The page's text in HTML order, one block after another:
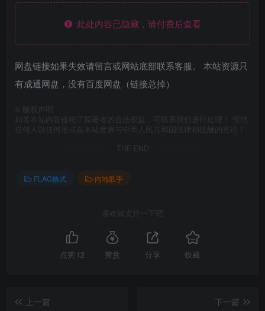
此处内容已隐藏，请付费后查看
网盘链接如果失效请留言或网站底部联系客服。 本站资源只
有成通网盘，没有百度网盘（链接总掉）
版权声明
如若本站内容侵犯了原著者的合法权益，可联系我们进行处理！ 拒绝
任何人以任何形式在本站发表与中华人民共和国法律相抵触的言论！
THE END
FLAC格式 内地歌手
喜欢就支持一下吧
点赞 12 赞赏 分享 收藏
上一篇
下一篇